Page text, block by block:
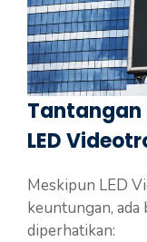
Tantangan
LED
Meskipun LED
keuntungan,
diperhatikan: